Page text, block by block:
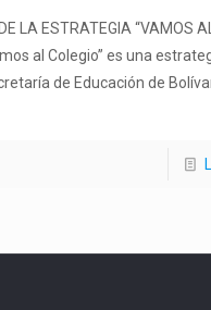
LA ESTRATEGIA “VAMOS AL
al Colegio” es una
de Educación de